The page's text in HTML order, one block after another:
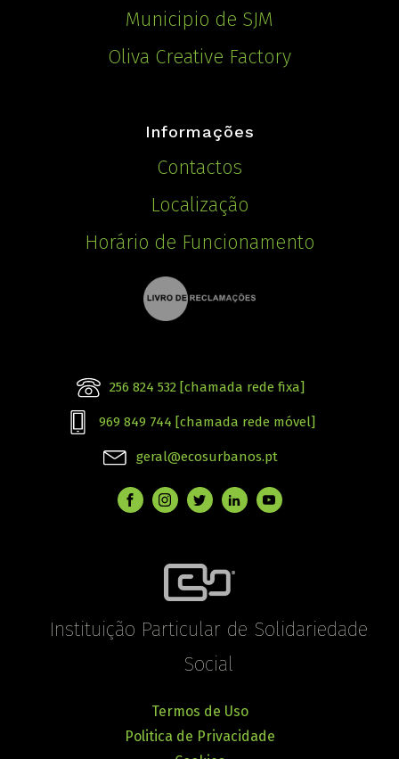
Municipio de SJM
Oliva Creative Factory
Informações
Contactos
Localização
Horário de Funcionamento
256 824 532 [chamada rede fixa]
969 849 744 [chamada rede móvel]
geral@ecosurbanos.pt
Instituição Particular de Solidariedade
Social
Termos de Uso
Politica de Privacidade